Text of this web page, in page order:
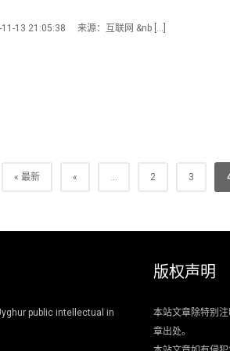
13 21:05:38 来源：互联网 &nb […]
« 最新 « ... 2 3
public intellectual in
版权声明
本站文章除特别
章出处。